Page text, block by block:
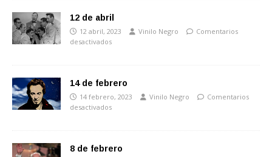
12 de abril
12 abril, 2023 Vinilo Negro
Comentarios
desactivados
14 de febrero
14 febrero, 2023 Vinilo Negro
Comentarios
desactivados
8 de febrero